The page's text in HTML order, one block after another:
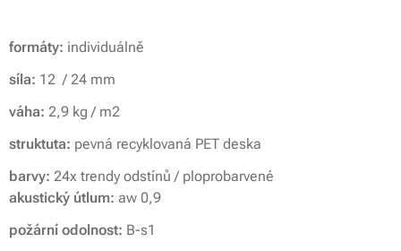
formáty: individuálně
síla: 12 / 24 mm
váha: 2,9 kg / m2
struktuta: pevná recyklovaná PET deska
barvy: 24x trendy odstínů / ploprobarvené
akustický útlum: aw 0,9
požární odolnost: B-s1